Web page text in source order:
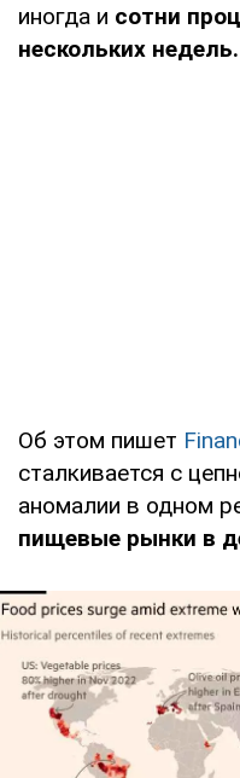
иногда и сотни
нескольких недель.
Об этом пишет
сталкивается с
аномалии в одном
пищевые рынки в